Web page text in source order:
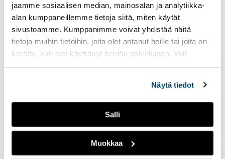
jaamme sosiaalisen median, mainosalan ja analytiikka-
alan kumppaneillemme tietoja siitä, miten käytät
sivustoamme. Kumppanimme voivat yhdistää näitä
tietoja muihin tietoihin, joita olet antanut heille tai joita on
kerätty, kun olet käyttänyt heidän palvelujaan. Voit
Näytä tiedot
Salli
Muokkaa
Vappua juhlitaan
perinteisesti ulkona ja
haalarikansa täyttää
katukuvan. Ensimmäistä
opiskelijavappuaan viettävä
ei aio menettää kokemusta,
Radio Tutkan viimeisen
kokonaisen
lähetysviikon kruunaa